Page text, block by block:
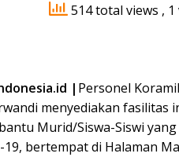
514 total views ,
| Personel
menyediakan
Murid/Siswa-Siswi
19, bertempat di Halaman